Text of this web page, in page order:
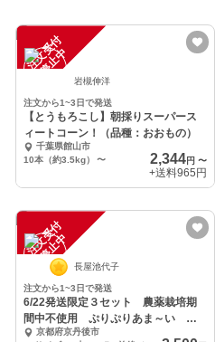
注
文
受
付
停
止
中
岩槻伸洋
注文から1~3日で発送
【とうもろこし】朝採りスーパース
ィートコーン！（品種：おおもの）
千葉県館山市
10本（約3.5kg）
〜 2,344円〜
+送料965円
注
文
受
付
停
止
中
長屋池代子
注文から1~3日で発送
6/22発送限定３セット 農薬栽培期
間中不使用 ぷりぷりあま～い と
うもろこし
京都府京丹後市